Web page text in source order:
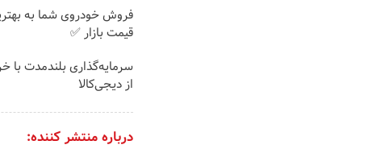
فروش خودروی شما به
قیمت بازار ✅
سرمایه‌گذاری بلندمدت با
از دیجی‌کالا
درباره منتشر کننده: